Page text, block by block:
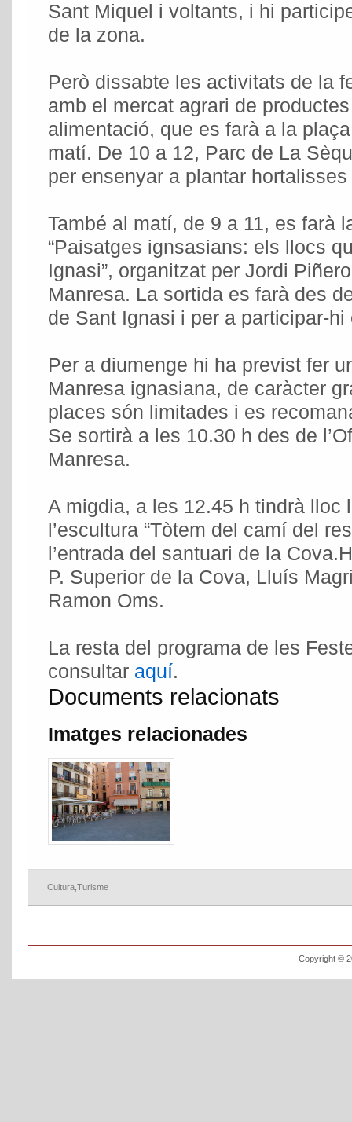
Sant Miquel i voltants, i hi
de la zona.
Però dissabte les activitats de la
amb el mercat agrari de
alimentació, que es farà a la
matí. De 10 a 12, Parc de La
per ensenyar a plantar
També al matí, de 9 a 11, es farà
“Paisatges ignsasians: els llocs
Ignasi”, organitzat per Jordi
Manresa. La sortida es farà des
de Sant Ignasi i per a participar-
Per a diumenge hi ha previst fer
Manresa ignasiana, de caràcter
places són limitades i es
Se sortirà a les 10.30 h des de
Manresa.
A migdia, a les 12.45 h tindrà lloc
l’escultura “Tòtem del camí del
l’entrada del santuari de la
P. Superior de la Cova, Lluís
Ramon Oms.
La resta del programa de les
consultar aquí.
Documents relacionats
Imatges relacionades
Cultura Turisme
Copyright ©